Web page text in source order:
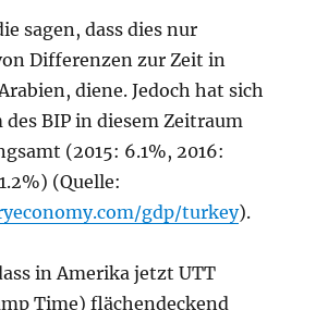
sagen, dass dies nur
Differenzen zur Zeit in
diene. Jedoch hat sich
des BIP in diesem Zeitraum
(2015: 6.1%, 2016:
(Quelle:
gdp/turkey).
in Amerika jetzt UTT
Time) flächendeckend